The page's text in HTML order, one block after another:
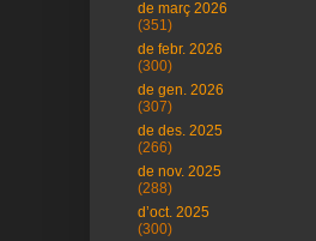
de març 2026
(351)
de febr. 2026
(300)
de gen. 2026
(307)
de des. 2025
(266)
de nov. 2025
(288)
d’oct. 2025
(300)